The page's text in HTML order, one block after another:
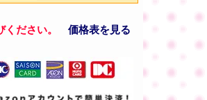
ださい。 価格表を見る